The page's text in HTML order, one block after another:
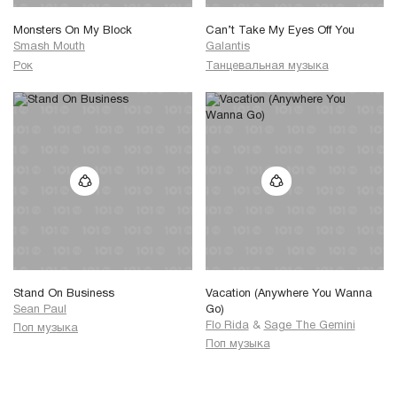
Monsters On My Block
Smash Mouth
Рок
Can’t Take My Eyes Off You
Galantis
Танцевальная музыка
Stand On Business
Sean Paul
Поп музыка
Vacation (Anywhere You Wanna
Go)
Flo Rida & Sage The Gemini
Поп музыка